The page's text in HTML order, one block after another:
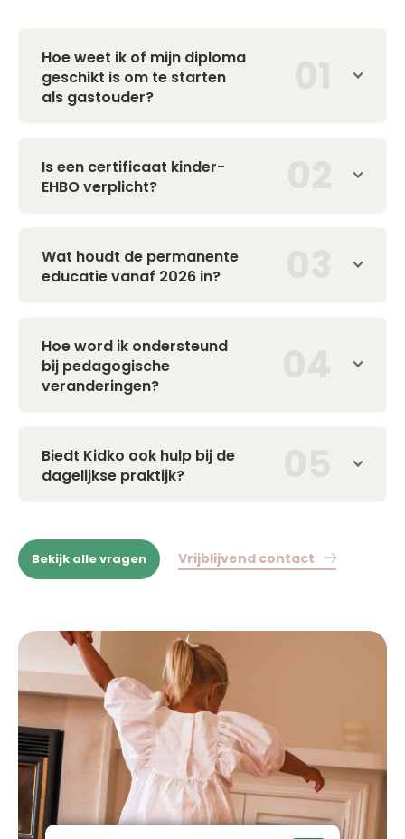
Hoe weet ik of mijn diploma
geschikt is om te starten
als gastouder?
Is een certificaat kinder-
EHBO verplicht?
Wat houdt de permanente
educatie vanaf 2026 in?
Hoe word ik ondersteund
bij pedagogische
veranderingen?
Biedt Kidko ook hulp bij de
dagelijkse praktijk?
Bekijk alle vragen Vrijblijvend contact